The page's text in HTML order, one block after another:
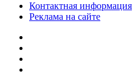
Контактная информация
Реклама на сайте